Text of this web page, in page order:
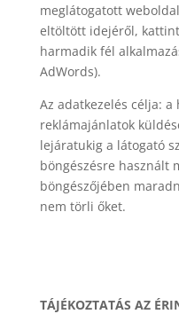
meglátogatott
eltöltött idejéről,
harmadik fél
AdWords).
Az adatkezelés célja: a
reklámajánlatok
lejáratukig a látogató
böngészésre használt
böngészőjében
nem törli őket.
TÁJÉKOZTATÁS AZ